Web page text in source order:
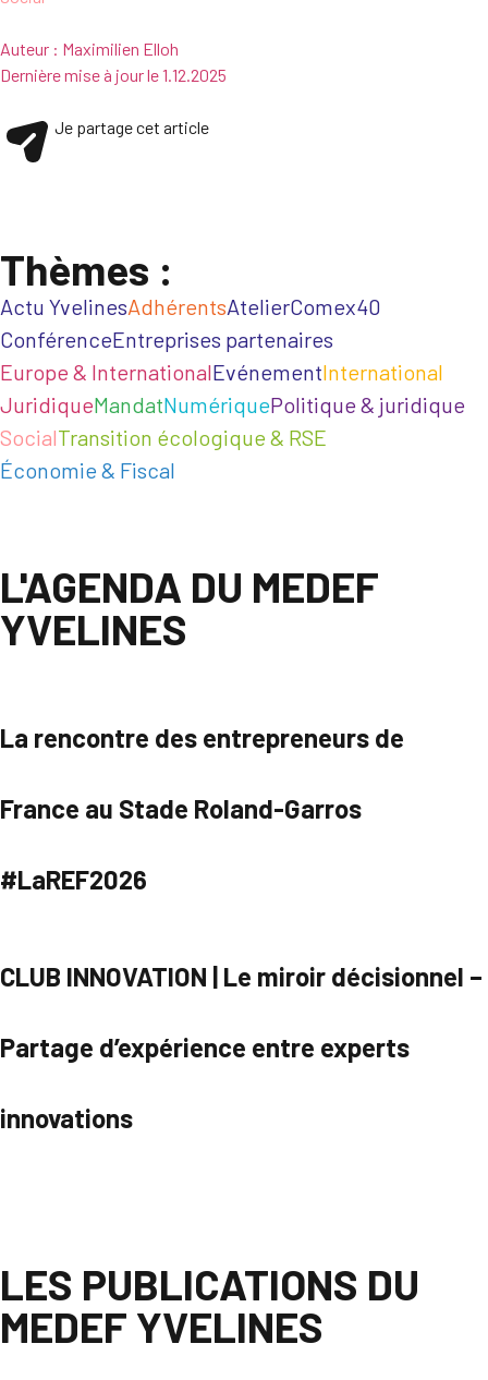
Auteur : Maximilien Elloh
Dernière mise à jour le1.12.2025
Je partage cet article
Thèmes :
Actu YvelinesAdhérentsAtelierComex40
ConférenceEntreprises partenaires
Europe & InternationalEvénementInternational
JuridiqueMandatNumériquePolitique & juridique
SocialTransition écologique & RSE
Économie & Fiscal
L'AGENDA DU MEDEF
YVELINES
La rencontre des entrepreneurs de
France au Stade Roland-Garros
#LaREF2026
CLUB INNOVATION | Le miroir décisionnel –
Partage d’expérience entre experts
innovations
LES PUBLICATIONS DU
MEDEF YVELINES